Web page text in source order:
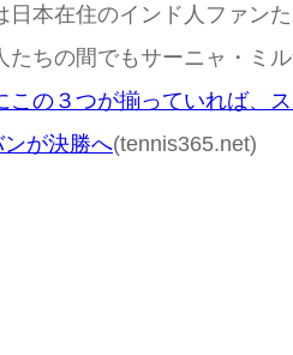
本在住のインド人ファン
ちの間でもサーニャ・ミ
の３つが揃っていれば、
が決勝へ(tennis365.net)